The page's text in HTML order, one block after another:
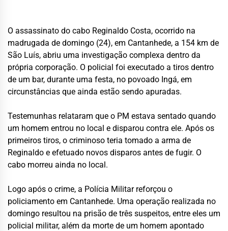
O assassinato do cabo Reginaldo Costa, ocorrido na
madrugada de domingo (24), em Cantanhede, a 154 km de
São Luís, abriu uma investigação complexa dentro da
própria corporação. O policial foi executado a tiros dentro
de um bar, durante uma festa, no povoado Ingá, em
circunstâncias que ainda estão sendo apuradas.
Testemunhas relataram que o PM estava sentado quando
um homem entrou no local e disparou contra ele. Após os
primeiros tiros, o criminoso teria tomado a arma de
Reginaldo e efetuado novos disparos antes de fugir. O
cabo morreu ainda no local.
Logo após o crime, a Polícia Militar reforçou o
policiamento em Cantanhede. Uma operação realizada no
domingo resultou na prisão de três suspeitos, entre eles um
policial militar, além da morte de um homem apontado